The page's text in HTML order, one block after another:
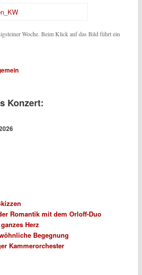
Woche. Beim Klick auf das Bild führt ein
Konzert:
Romantik mit dem Orloff-Duo
Herz
Begegnung
Kammerorchester